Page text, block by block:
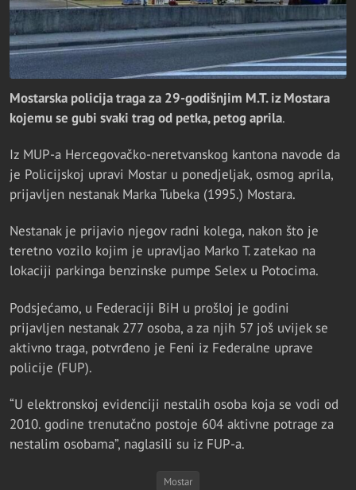
Mostarska policija traga za 29-godišnjim M.T. iz Mostara
kojemu se gubi svaki trag od petka, petog aprila.
Iz MUP-a Hercegovačko-neretvanskog kantona navode da
je Policijskoj upravi Mostar u ponedjeljak, osmog aprila,
prijavljen nestanak Marka Tubeka (1995.) Mostara.
Nestanak je prijavio njegov radni kolega, nakon što je
teretno vozilo kojim je upravljao Marko T. zatekao na
lokaciji parkinga benzinske pumpe Selex u Potocima.
Podsjećamo, u Federaciji BiH u prošloj je godini
prijavljen nestanak 277 osoba, a za njih 57 još uvijek se
aktivno traga, potvrđeno je Feni iz Federalne uprave
policije (FUP).
“U elektronskoj evidenciji nestalih osoba koja se vodi od
2010. godine trenutačno postoje 604 aktivne potrage za
nestalim osobama”, naglasili su iz FUP-a.
Mostar